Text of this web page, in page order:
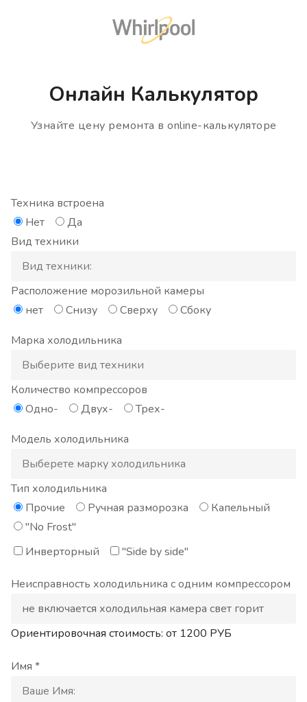
Онлайн Калькулятор
Узнайте цену ремонта в online-калькуляторе
Техника встроена
Нет
Да
Вид техники
Расположение морозильной камеры
нет
Снизу Сверху
Сбоку
Марка холодильника
Количество компрессоров
Одно-
Двух-
Трех-
Модель холодильника
Тип холодильника
Прочие
Ручная разморозка
Капельный
"No Frost"
Инверторный
"Side by side"
Неисправность холодильника с одним компрессором
Ориентировочная стоимость: от 1200 РУБ
Имя *